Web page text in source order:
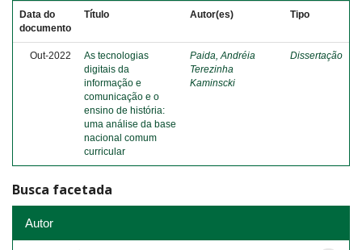
Data do
documento
Título Autor(es) Tipo
Out-2022
As tecnologias
digitais da
informação e
comunicação e o
ensino de história:
uma análise da base
nacional comum
curricular
Paida, Andréia
Terezinha
Kaminscki
Dissertação
Busca facetada
Autor